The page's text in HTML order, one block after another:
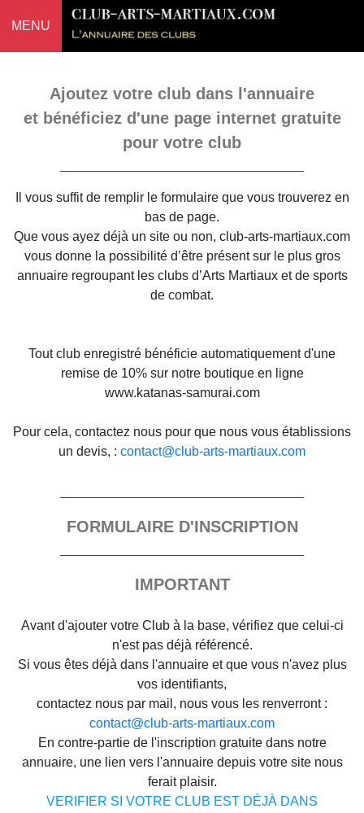
MENU
Ajoutez votre club dans l'annuaire
et bénéficiez d'une page internet gratuite
pour votre club
Il vous suffit de remplir le formulaire que vous trouverez en
bas de page.
Que vous ayez déjà un site ou non, club-arts-martiaux.com
vous donne la possibilité d’être présent sur le plus gros
annuaire regroupant les clubs d’Arts Martiaux et de sports
de combat.
Tout club enregistré bénéficie automatiquement d'une
remise de 10% sur notre boutique en ligne
www.katanas-samurai.com
Pour cela, contactez nous pour que nous vous établissions
un devis, : contact@club-arts-martiaux.com
FORMULAIRE D'INSCRIPTION
IMPORTANT
Avant d'ajouter votre Club à la base, vérifiez que celui-ci
n'est pas déjà référencé.
Si vous êtes déjà dans l'annuaire et que vous n'avez plus
vos identifiants,
contactez nous par mail, nous vous les renverront :
contact@club-arts-martiaux.com
En contre-partie de l'inscription gratuite dans notre
annuaire, une lien vers l'annuaire depuis votre site nous
ferait plaisir.
VERIFIER SI VOTRE CLUB EST DÉJÀ DANS